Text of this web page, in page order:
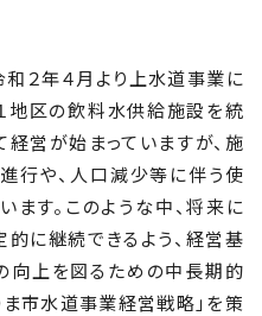
２年４月より上水道事業に
地区の飲料水供給施設を統
営が始まっていますが、施
行や、人口減少等に伴う使
す。このような中、将来に
に継続できるよう、経営基
向上を図るための中長期的
市水道事業経営戦略」を策